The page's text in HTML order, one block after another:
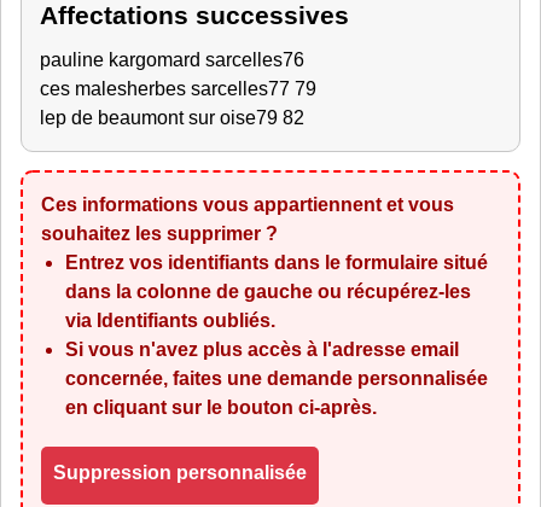
Affectations successives
pauline kargomard sarcelles76
ces malesherbes sarcelles77 79
lep de beaumont sur oise79 82
Ces informations vous appartiennent et vous
souhaitez les supprimer ?
Entrez vos identifiants dans le formulaire situé
dans la colonne de gauche ou récupérez-les
via Identifiants oubliés.
Si vous n'avez plus accès à l'adresse email
concernée, faites une demande personnalisée
en cliquant sur le bouton ci-après.
Suppression personnalisée